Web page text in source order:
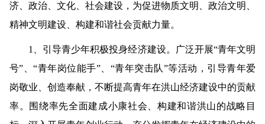
济、政治、文化、社会建设，为促进物质文明、政治文明、
精神文明建设、构建和谐社会贡献力量。
1 、引导青少年积极投身经济建设。
广泛开展“青年文明
号”、“青年岗位能手”、“青年突击队”等活动，引导青年爱
岗敬业、创造奉献，不断提高青年在洪山经济建设中的贡献
率。围绕率先全面建成小康社会、构建和谐洪山的战略目